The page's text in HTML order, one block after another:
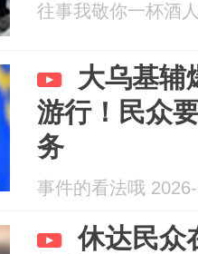
往事我敬你一杯酒
大乌基辅
游行！民众
务
事件的看法哦
休达民众